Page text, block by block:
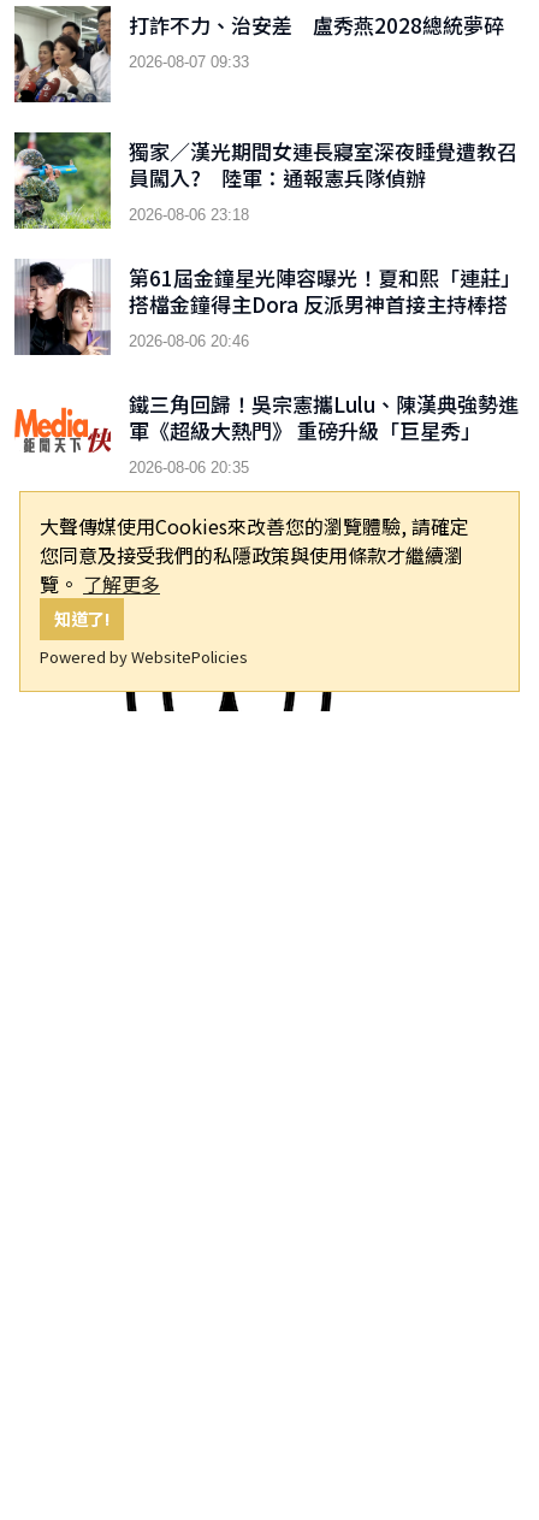
大聲傳媒使用Cookies來改善您的瀏覽體驗, 請確定
您同意及接受我們的私隱政策與使用條款才繼續瀏
覽。 了解更多
知道了!
Powered by WebsitePolicies
打詐不力、治安差 盧秀燕2028總統夢碎
2026-08-07 09:33
獨家／漢光期間女連長寢室深夜睡覺遭教召
員闖入? 陸軍：通報憲兵隊偵辦
2026-08-06 23:18
第61屆金鐘星光陣容曝光！夏和熙「連莊」
搭檔金鐘得主Dora 反派男神首接主持棒搭
檔木木
2026-08-06 20:46
鐵三角回歸！吳宗憲攜Lulu、陳漢典強勢進
軍《超級大熱門》 重磅升級「巨星秀」
2026-08-06 20:35